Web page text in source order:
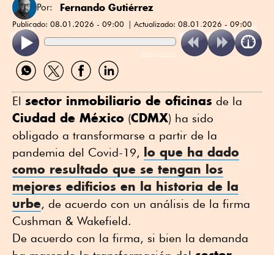
Por: Fernando Gutiérrez
Publicado: 08.01.2026 - 09:00 Actualizado: 08.01.2026 - 09:00
ReadSpeaker
Compartir
por
Compartir
por
Compartir
por
Compartir
por
El sector inmobiliario de oficinas de la
Ciudad de México (CDMX) ha sido
obligado a transformarse a partir de la
pandemia del Covid-19, lo que ha dado
como resultado que se tengan los
mejores edificios en la historia de la
urbe, de acuerdo con un análisis de la firma
Cushman & Wakefield.
De acuerdo con la firma, si bien la demanda